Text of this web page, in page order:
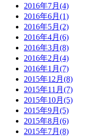
2016年7月(4)
2016年6月(1)
2016年5月(2)
2016年4月(6)
2016年3月(8)
2016年2月(4)
2016年1月(7)
2015年12月(8)
2015年11月(7)
2015年10月(5)
2015年9月(5)
2015年8月(6)
2015年7月(8)